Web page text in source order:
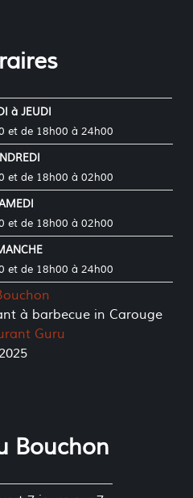
à JEUDI
et de 18h00 à 24h00
et de 18h00 à 02h00
et de 18h00 à 02h00
et de 18h00 à 24h00
à barbecue in Carouge
Guru
Bouchon